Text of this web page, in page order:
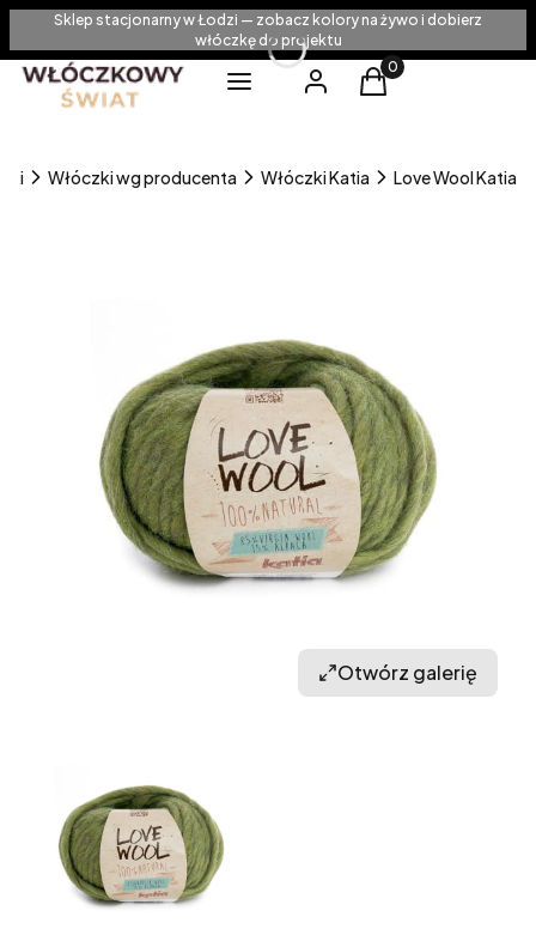
Sklep stacjonarny w Łodzi — zobacz kolory na żywo i dobierz
włóczkę do projektu
Menu
Zaloguj sięProdukty w
Koszyk
Włóczki wg producenta Włóczki Katia Love Wool Katia
Otwórz galerię